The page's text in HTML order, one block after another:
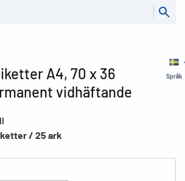
Språk
A4, 70 x 36
vidhäftande
/ 25 ark